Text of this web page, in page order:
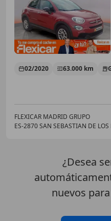
02/2020 63.000 km
FLEXICAR MADRID GRUPO
ES-2870 SAN SEBASTIAN DE LOS
¿Desea
nuevos